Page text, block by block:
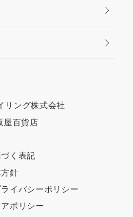
リング株式会社
屋百貨店
く表記
針
イバシーポリシー
ポリシー